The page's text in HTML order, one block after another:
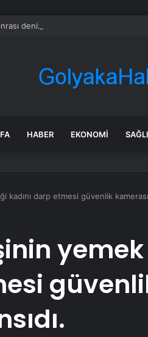
deniz uyarısı! Bulanık ve kötü
HABER EKONOMI
kadını darp etmesi güvenlik